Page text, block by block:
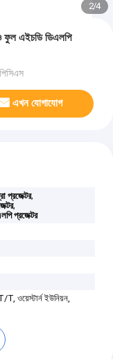
2/4
ফুল এইচডি ডিএলপি
এখন যোগাযোগ
প্রজেক্টর,
,
প্রজেক্টর
ওয়েস্টার্ন ইউনিয়ন,